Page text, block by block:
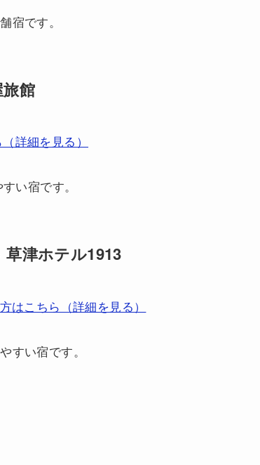
宿です。
館
詳細を見る）
い宿です。
津ホテル1913
はこちら（詳細を見る）
すい宿です。